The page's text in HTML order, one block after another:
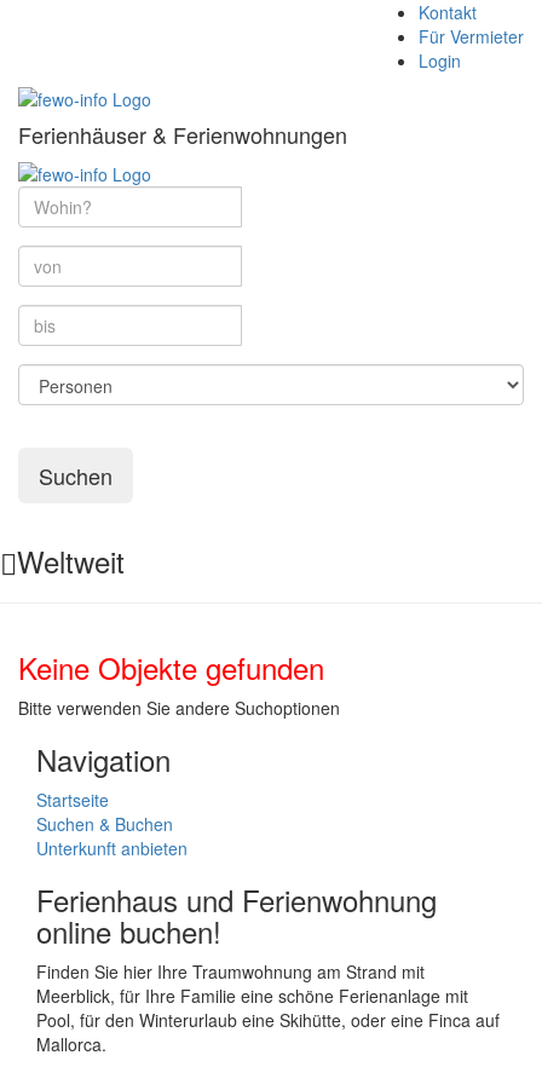
Kontakt
Für Vermieter
Login
Ferienhäuser & Ferienwohnungen
Suchen
Weltweit
Keine Objekte gefunden
Bitte verwenden Sie andere Suchoptionen
Navigation
Startseite
Suchen & Buchen
Unterkunft anbieten
Ferienhaus und Ferienwohnung
online buchen!
Finden Sie hier Ihre Traumwohnung am Strand mit
Meerblick, für Ihre Familie eine schöne Ferienanlage mit
Pool, für den Winterurlaub eine Skihütte, oder eine Finca auf
Mallorca.